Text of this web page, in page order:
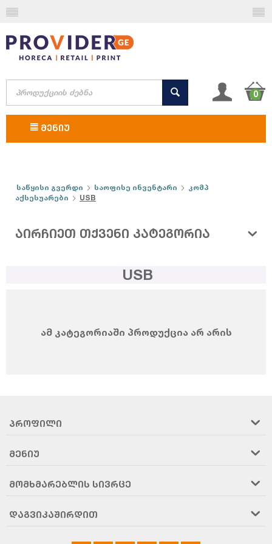
0
ᲛᲔᲜᲘᲣ
საწყისი გვერდი საოფისე ინვენტარი
კომპ
აქსესუარები
USB
ᲐᲘᲠᲩᲘᲔᲗ ᲗᲥᲕᲔᲜᲘ ᲙᲐᲢᲔᲒᲝᲠᲘᲐ
USB
ამ კატეგორიაში პროდუქცია არ არის
ᲞᲠᲝᲤᲘᲚᲘ
ᲛᲔᲜᲘᲣ
ᲛᲝᲛᲮᲛᲐᲠᲔᲑᲚᲘᲡ ᲡᲘᲕᲠᲪᲔ
ᲓᲐᲒᲕᲘᲙᲐᲨᲘᲠᲓᲘᲗ